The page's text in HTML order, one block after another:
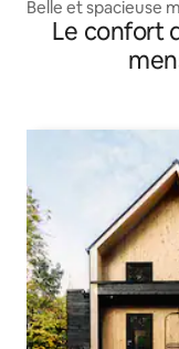
Belle et spacieuse
Le confort